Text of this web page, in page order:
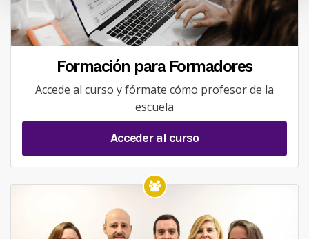
Formación para Formadores
Accede al curso y fórmate cómo profesor de la
escuela
Acceder al curso